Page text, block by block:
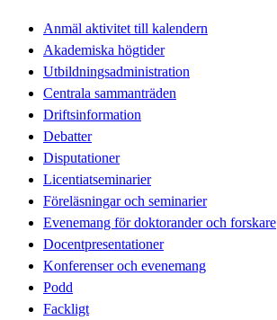
Anmäl aktivitet till kalendern
Akademiska högtider
Utbildningsadministration
Centrala sammanträden
Driftsinformation
Debatter
Disputationer
Licentiatseminarier
Föreläsningar och seminarier
Evenemang för doktorander och forskare
Docentpresentationer
Konferenser och evenemang
Podd
Fackligt